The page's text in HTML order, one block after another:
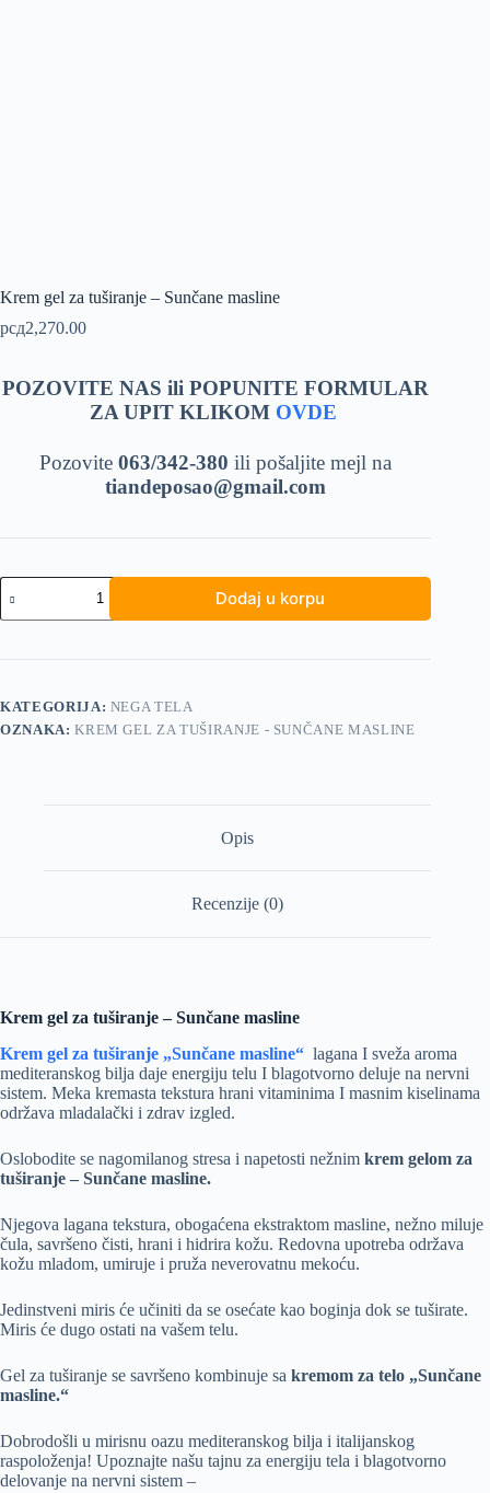
Krem gel za tuširanje – Sunčane masline
рсд2,270.00
POZOVITE NAS ili POPUNITE FORMULAR
ZA UPIT KLIKOM OVDE
Pozovite063/342-380 ili pošaljite mejl na
tiandeposao@gmail.com
Krem
gel
za
-
količina
Dodaj u korpu
KATEGORIJA: NEGA TELA
OZNAKA:KREM GEL ZA TUŠIRANJE - SUNČANE MASLINE
Opis
Recenzije (0)
Krem gel za tuširanje – Sunčane masline
Krem gel za tuširanje „Sunčane masline“ lagana I sveža aroma
mediteranskog bilja daje energiju telu I blagotvorno deluje na nervni
sistem. Meka kremasta tekstura hrani vitaminima I masnim kiselinama
održava mladalački i zdrav izgled.
Oslobodite se nagomilanog stresa i napetosti nežnim krem gelom za
tuširanje – Sunčane masline.
Njegova lagana tekstura, obogaćena ekstraktom masline, nežno miluje
čula, savršeno čisti, hrani i hidrira kožu. Redovna upotreba održava
kožu mladom, umiruje i pruža neverovatnu mekoću.
Jedinstveni miris će učiniti da se osećate kao boginja dok se tuširate.
Miris će dugo ostati na vašem telu.
Gel za tuširanje se savršeno kombinuje sa kremom za telo „Sunčane
masline.“
Dobrodošli u mirisnu oazu mediteranskog bilja i italijanskog
raspoloženja! Upoznajte našu tajnu za energiju tela i blagotvorno
delovanje na nervni sistem –